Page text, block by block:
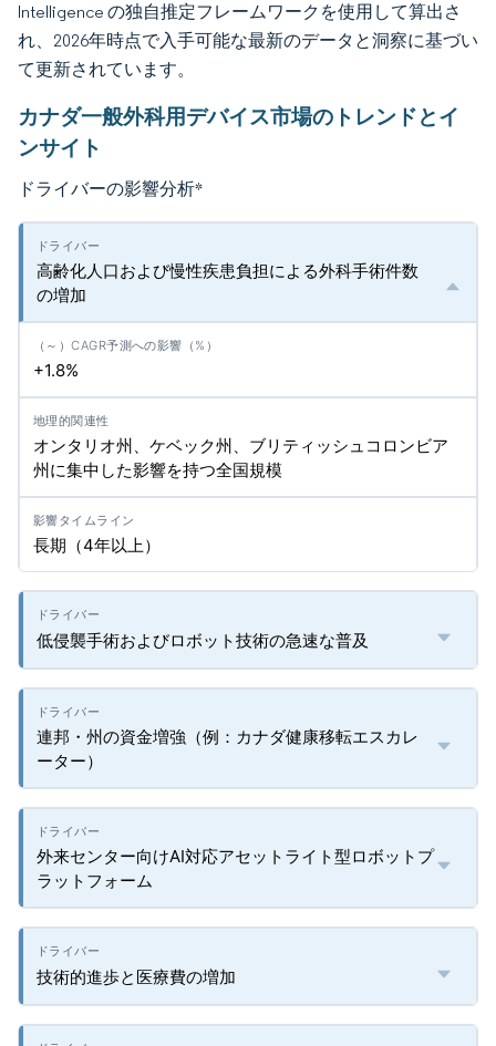
Intelligence の独自推定フレームワークを使用して算出さ
れ、2026年時点で入手可能な最新のデータと洞察に基づい
て更新されています。
カナダ一般外科用デバイス市場のトレンドとイ
ンサイト
ドライバーの影響分析*
高齢化人口および慢性疾患負担による外科手術件数
の増加
+1.8%
オンタリオ州、ケベック州、ブリティッシュコロンビア
州に集中した影響を持つ全国規模
長期（4年以上）
低侵襲手術およびロボット技術の急速な普及
連邦・州の資金増強（例：カナダ健康移転エスカレ
ーター）
外来センター向けAI対応アセットライト型ロボットプ
ラットフォーム
技術的進歩と医療費の増加